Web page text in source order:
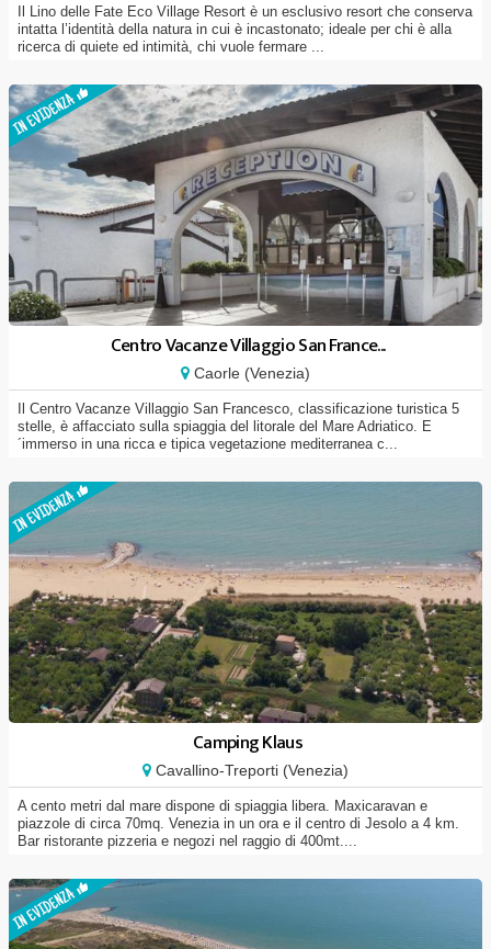
Il Lino delle Fate Eco Village Resort è un esclusivo resort che conserva
intatta l’identità della natura in cui è incastonato; ideale per chi è alla
ricerca di quiete ed intimità, chi vuole fermare ...
Centro Vacanze Villaggio San France...
Caorle (Venezia)
Il Centro Vacanze Villaggio San Francesco, classificazione turistica 5
stelle, è affacciato sulla spiaggia del litorale del Mare Adriatico. E
´immerso in una ricca e tipica vegetazione mediterranea c...
Camping Klaus
Cavallino-Treporti (Venezia)
A cento metri dal mare dispone di spiaggia libera. Maxicaravan e
piazzole di circa 70mq. Venezia in un ora e il centro di Jesolo a 4 km.
Bar ristorante pizzeria e negozi nel raggio di 400mt....